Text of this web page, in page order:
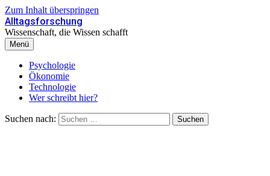
Zum Inhalt überspringen
Alltagsforschung
Wissenschaft, die Wissen schafft
Menü
Psychologie
Ökonomie
Technologie
Wer schreibt hier?
Suchen nach: